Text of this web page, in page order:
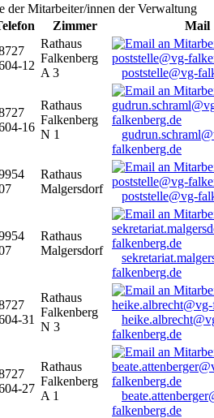
der Mitarbeiter/innen der Verwaltung
Zimmer
Mail
12
Rathaus
Falkenberg
A 3
poststelle@vg-
16
Rathaus
Falkenberg
N 1
falkenberg.de
Rathaus
Malgersdorf
poststelle@vg-
Rathaus
Malgersdorf
falkenberg.de
31
Rathaus
Falkenberg
N 3
falkenberg.de
27
Rathaus
Falkenberg
A 1
falkenberg.de